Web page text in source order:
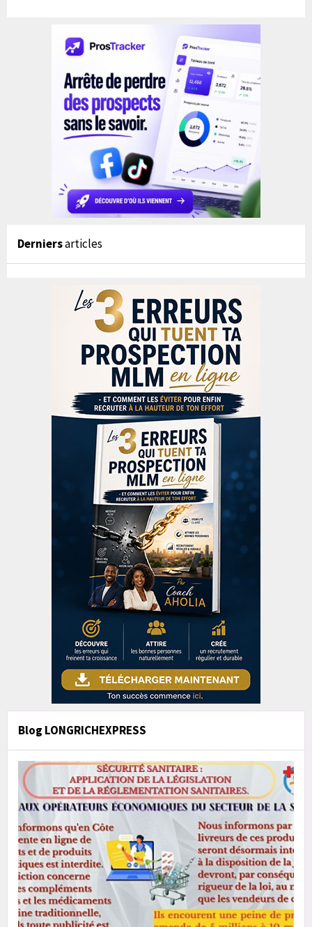
Derniersarticles
Blog LONGRICHEXPRESS